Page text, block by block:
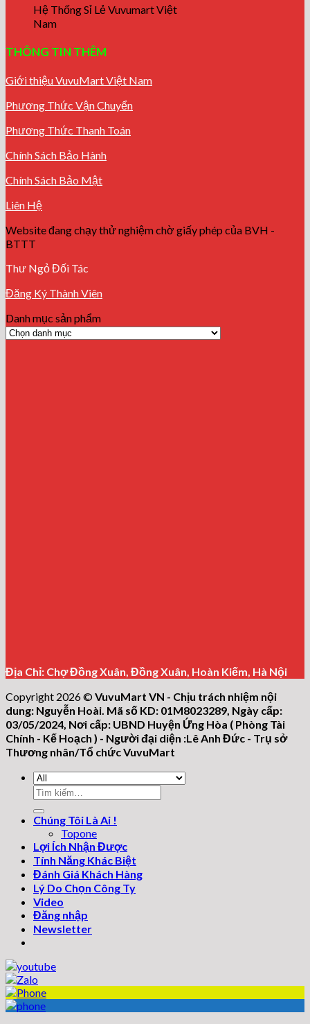
Hệ Thống Sỉ Lẻ Vuvumart Việt
Nam
THÔNG TIN THÊM
Giới thiệu VuvuMart Việt Nam
Phương Thức Vận Chuyển
Phương Thức Thanh Toán
Chính Sách Bảo Hành
Chính Sách Bảo Mật
Liên Hệ
Website đang chạy thử nghiệm chờ giấy phép của BVH -
BTTT
Thư Ngỏ Đối Tác
Đăng Ký Thành Viên
Danh mục sản phẩm
Địa Chỉ: Chợ Đồng Xuân, Đồng Xuân, Hoàn Kiếm, Hà Nội
Copyright 2026 © VuvuMart VN - Chịu trách nhiệm nội
dung: Nguyễn Hoài. Mã số KD: 01M8023289, Ngày cấp:
03/05/2024, Nơi cấp: UBND Huyện Ứng Hòa ( Phòng Tài
Chính - Kế Hoạch ) - Người đại diện :Lê Anh Đức - Trụ sở
Thương nhân/Tổ chức VuvuMart
Tìm
kiếm:
Chúng Tôi Là Ai !
Topone
Lợi Ích Nhận Được
Tính Năng Khác Biệt
Đánh Giá Khách Hàng
Lý Do Chọn Công Ty
Video
Đăng nhập
Newsletter